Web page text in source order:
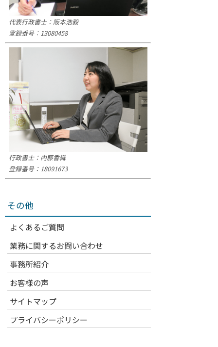
代表行政書士：阪本浩毅
登録番号：13080458
行政書士：内藤香織
登録番号：18091673
その他
よくあるご質問
業務に関するお問い合わせ
事務所紹介
お客様の声
サイトマップ
プライバシーポリシー